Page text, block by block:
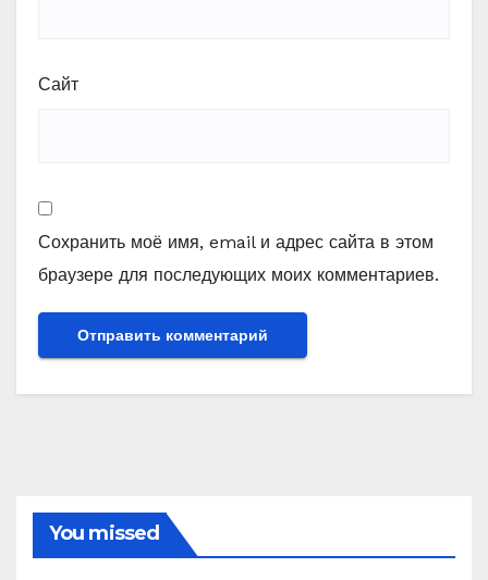
Сайт
Сохранить моё имя, email и адрес сайта в этом
браузере для последующих моих комментариев.
You missed